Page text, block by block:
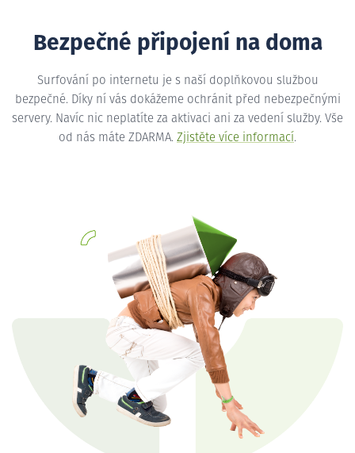
Bezpečné připojení na doma
Surfování po internetu je s naší doplňkovou službou
bezpečné. Díky ní vás dokážeme ochránit před nebezpečnými
servery. Navíc nic neplatíte za aktivaci ani za vedení služby. Vše
od nás máte ZDARMA. Zjistěte více informací.